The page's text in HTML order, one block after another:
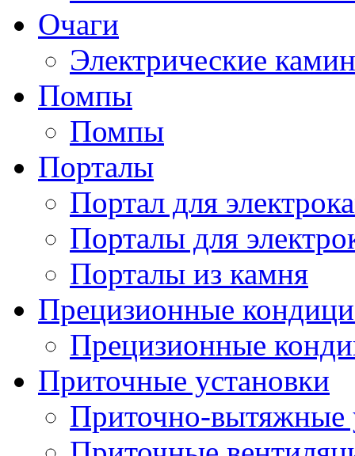
Очаги
Электрические
Помпы
Помпы
Порталы
Портал для
Порталы для
Порталы из камня
Прецизионные
Прецизионные
Приточные установки
Приточно-вытяжные